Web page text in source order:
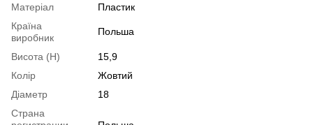
Матеріал
Пластик
Країна
виробник
Польша
Висота (H)
15,9
Колір
Жовтий
Діаметр
18
Страна